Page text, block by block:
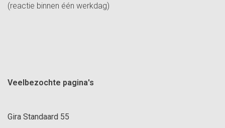
(reactie binnen één werkdag)
Veelbezochte pagina's
Gira Standaard 55